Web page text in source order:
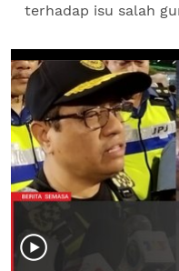
terhadap isu salah
dan "pasport